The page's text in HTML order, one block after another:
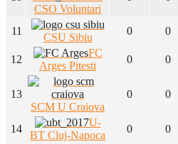
CSO Voluntari
11
CSU Sibiu
0 0
12
FC
Arges Pitesti
0 0
13
SCM U Craiova
0 0
14
U-
BT Cluj-Napoca
0 0